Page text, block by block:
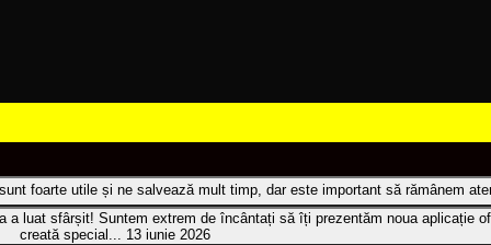
foarte utile și ne salvează mult timp, dar este important să rămânem
a luat sfârșit! Suntem extrem de încântați să îți prezentăm noua aplicație
creată special... 13 iunie 2026